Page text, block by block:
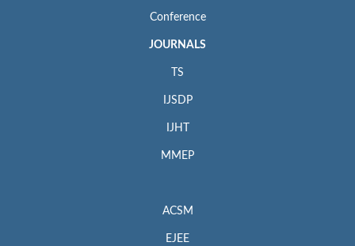
Conference
JOURNALS
TS
IJSDP
IJHT
MMEP
ACSM
EJEE